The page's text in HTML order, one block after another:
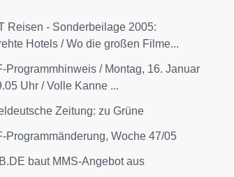
Reisen - Sonderbeilage 2005:
Hotels / Wo die großen Filme...
Programmhinweis / Montag, 16. Januar
Uhr / Volle Kanne ...
Zeitung: zu Grüne
Programmänderung, Woche 47/05
baut MMS-Angebot aus